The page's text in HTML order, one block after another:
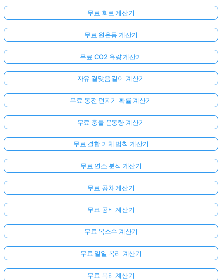
무료 회로 계산기
무료 원운동 계산기
무료 CO2 유량 계산기
자유 결맞음 길이 계산기
무료 동전 던지기 확률 계산기
무료 충돌 운동량 계산기
무료 결합 기체 법칙 계산기
무료 연소 분석 계산기
무료 공차 계산기
무료 공비 계산기
무료 복소수 계산기
무료 일일 복리 계산기
무료 복리 계산기